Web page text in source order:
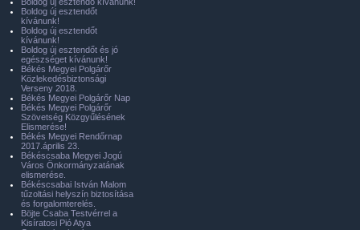
Boldog új esztendőt
kívánunk!
Boldog új esztendőt
kívánunk!
Boldog új esztendőt és jó
egészséget kívánunk!
Békés Megyei Polgárőr
Közlekedésbiztonsági
Verseny 2018.
Békés Megyei Polgárőr Nap
Békés Megyei Polgárőr
Szövetség Közgyűlésének
Elismerése!
Békés Megyei Rendőrnap
2017.április 23.
Békéscsaba Megyei Jogú
Város Önkormányzatának
elismerése.
Békéscsabai István Malom
tűzoltási helyszín biztosítása
és forgalomterelés.
Böjte Csaba Testvérrel a
Kisíratosi Pió Atya